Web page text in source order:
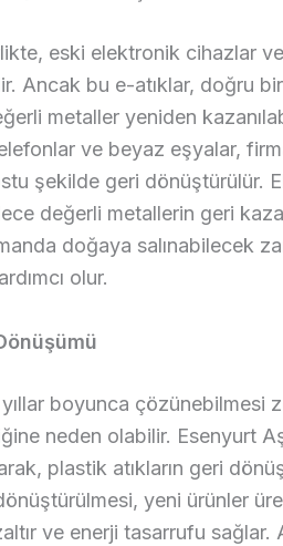
eski elektronik cihazlar
Ancak bu e-atıklar, doğru
metaller yeniden
ve beyaz eşyalar,
şekilde geri dönüştürülür.
değerli metallerin geri
doğaya salınabilecek
olur.
boyunca çözünebilmesi
neden olabilir. Esenyurt
plastik atıkların geri
yeni ürünler
ve enerji tasarrufu sağlar.